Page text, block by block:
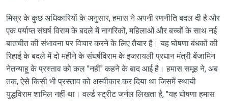
मिस्र के कुछ अधिकारियों के अनुसार, हमास ने अपनी रणनीति बदल दी है और
एक पर्याप्त संघर्ष विराम के बदले में नागरिकों, महिलाओं और बच्चों के साथ नई
बातचीत की संभावना पर विचार करने के लिए तैयार है। यह घोषणा बंधकों की
रिहाई के बदले में दो महीने के संघर्षविराम के इजरायली प्रधान मंत्री बेंजामिन
नेतन्याहू के प्रस्ताव को कल "नहीं" कहने के बाद आई है। हमास समूह ने, अब
तक, ऐसे किसी भी प्रस्ताव को अस्वीकार कर दिया था जिसमें स्थायी
युद्धविराम शामिल नहीं था। वर्ल्ड स्ट्रीट जर्नल लिखता है, "यह घोषणा हमास